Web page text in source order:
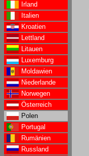
Irland
Italien
Kroatien
Lettland
Litauen
Luxemburg
Moldawien
Niederlande
Norwegen
Österreich
Polen
Portugal
Rumänien
Russland